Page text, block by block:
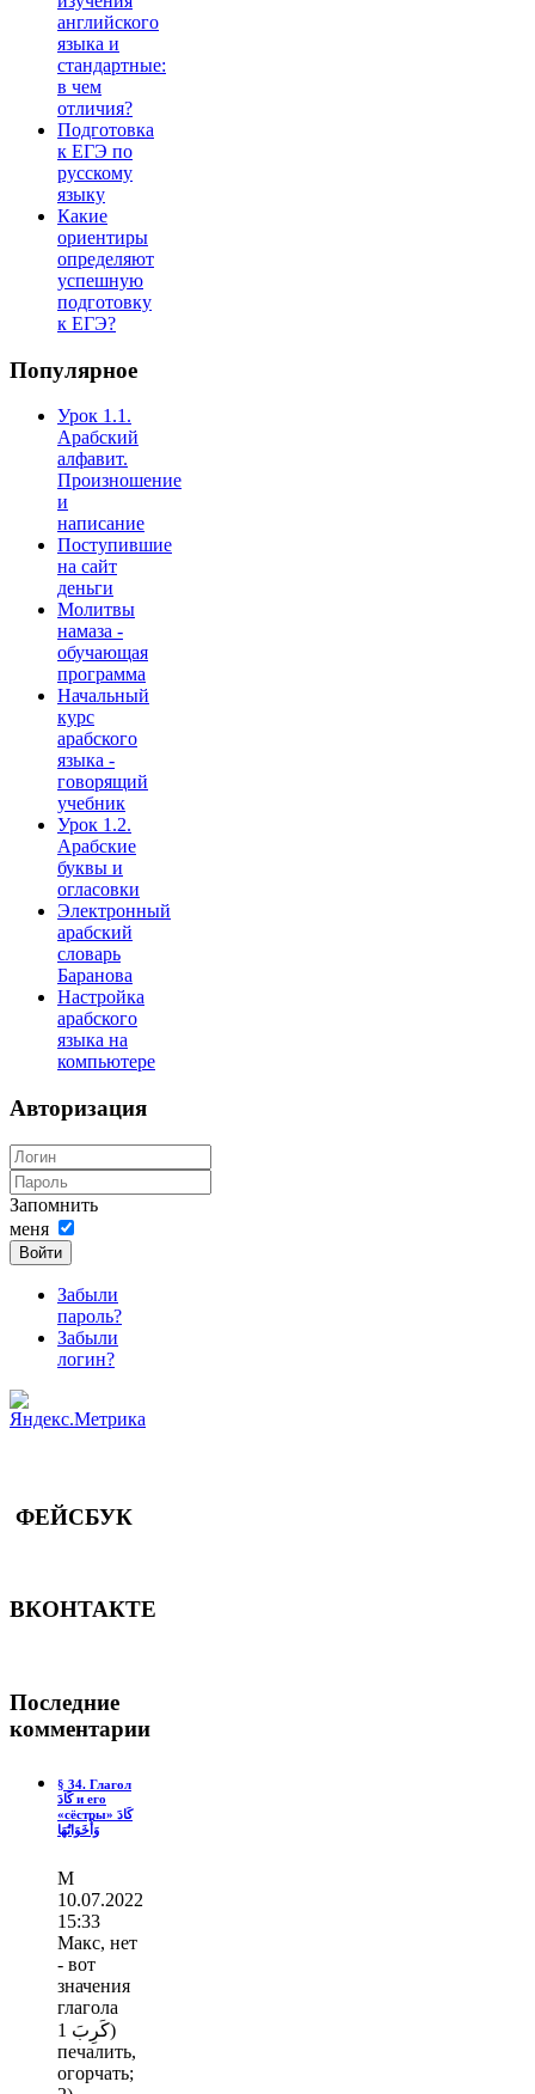
английского
языка и
стандартные:
в чем
отличия?
Подготовка
к ЕГЭ по
русскому
языку
Какие
ориентиры
определяют
успешную
подготовку
к ЕГЭ?
Популярное
Урок 1.1.
Арабский
алфавит.
Произношение
и
написание
Поступившие
на сайт
деньги
Молитвы
намаза -
обучающая
программа
Начальный
курс
арабского
языка -
говорящий
учебник
Урок 1.2.
Арабские
буквы и
огласовки
Электронный
арабский
словарь
Баранова
Настройка
арабского
языка на
компьютере
Авторизация
Запомнить
меня
Войти
Забыли
пароль?
Забыли
логин?
ФЕЙСБУК
ВКОНТАКТЕ
Последние
комментарии
§ 34. Глагол
كَادَ и его
«сёстры» كَادَ
وَأَخَوَاتُهَا
М
10.07.2022
15:33
Макс, нет
- вот
значения
глагола
كَرِبَ 1)
печалить,
огорчать;